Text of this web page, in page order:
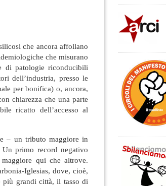
che ancora affollano
che misurano
di patologie riconducibili
dell’industria, presso le
per bonifica) o, ancora,
chiarezza che una parte
ricatto dell’accesso al
– un tributo maggiore in
primo record negativo
maggiore qui che altrove.
Iglesias, dove, cioè,
grandi città, il tasso di